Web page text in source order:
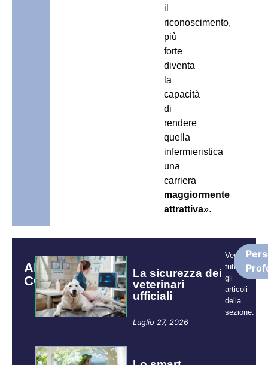
il
riconoscimento,
più
forte
diventa
la
capacità
di
rendere
quella
infermieristica
una
carriera
maggiormente
attrattiva».
ARTICOLI
CORRELATI
La sicurezza dei
veterinari
ufficiali
Luglio 27, 2026
Vedi
tutti
gli
articoli
della
sezione: